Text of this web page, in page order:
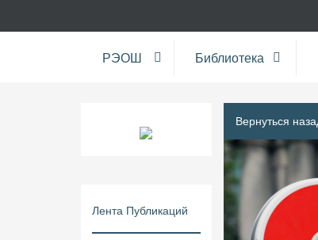
РЭОШ Библиотека
Лента Публикаций
Вернуться